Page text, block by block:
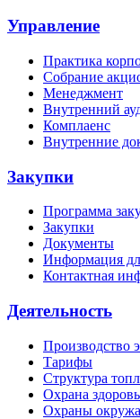
Управление
Практика
Собрание
Менеджмент
Внутренний
Комплаенс
Внутренние
Закупки
Программа
Закупки
Документы
Информация
Контактная
Деятельность
Производство
Тарифы
Структура
Охрана
Охраны